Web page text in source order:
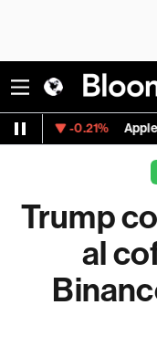
Apple 310.94
Trump
al